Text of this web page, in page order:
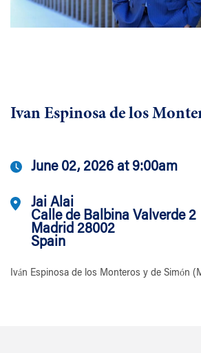
Ivan Espinosa de los
June 02, 2026 at 9:00am
Jai Alai
Calle de Balbina Valverde 2
Madrid 28002
Spain
Iván Espinosa de los Monteros y de Simón